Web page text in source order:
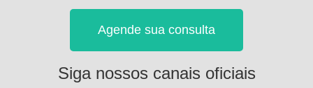
Agende sua consulta
Siga nossos canais oficiais